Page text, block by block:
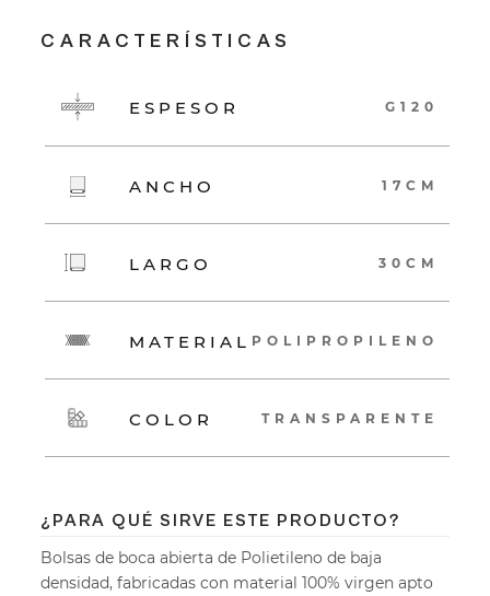
CARACTERÍSTICAS
ESPESOR G120
ANCHO 17CM
LARGO 30CM
MATERIAL POLIPROPILENO
COLOR TRANSPARENTE
¿PARA QUÉ SIRVE ESTE PRODUCTO?
Bolsas de boca abierta de Polietileno de baja
densidad, fabricadas con material 100% virgen apto